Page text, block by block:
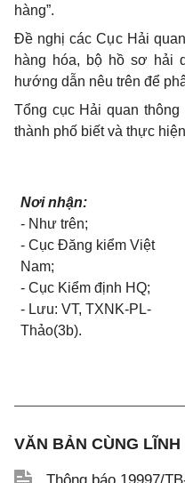
hàng”.
Đề nghị các Cục Hải
hàng hóa, bộ hồ sơ hải
hướng dẫn nêu trên để
Tổng cục Hải quan
thành phố biết và thực
Nơi nhận:
- Như trên;
- Cục Đăng kiểm Việt
Nam;
- Cục Kiểm định HQ;
- Lưu: VT, TXNK-PL-
Thảo(3b).
VĂN BẢN CÙNG LĨNH